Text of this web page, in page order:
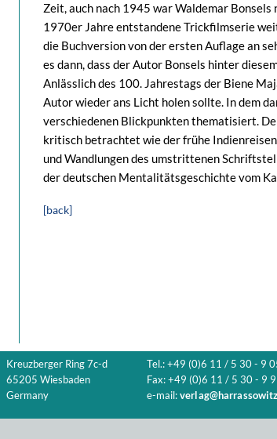
Zeit, auch nach 1945 war Waldemar
1970er Jahre entstandene Trickfilmserie
die Buchversion von der ersten Auflage an
es dann, dass der Autor Bonsels hinter
Anlässlich des 100. Jahrestags der Biene
Autor wieder ans Licht holen sollte. In dem
verschiedenen Blickpunkten thematisiert.
kritisch betrachtet wie der frühe
und Wandlungen des umstrittenen
der deutschen Mentalitätsgeschichte vom
[back]
Kreuzberger Ring 7c-d
65205 Wiesbaden
Germany
Tel.: +49 (0)6 11 / 5 30 - 9
Fax: +49 (0)6 11 / 5 30 - 9
e-mail: